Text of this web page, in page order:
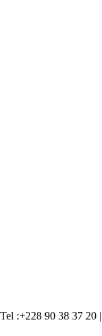
:+228 90 38 37 20